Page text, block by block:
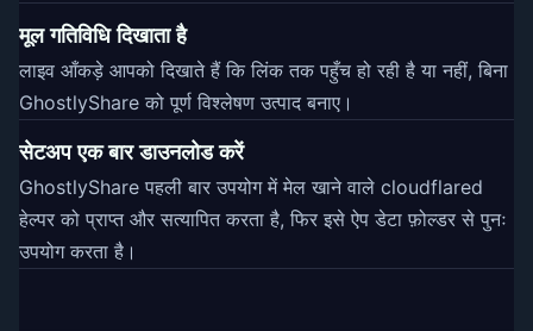
मूल गतिविधि दिखाता है
लाइव आँकड़े आपको दिखाते हैं कि लिंक तक पहुँच हो रही है या नहीं, बिना
GhostlyShare को पूर्ण विश्लेषण उत्पाद बनाए।
सेटअप एक बार डाउनलोड करें
GhostlyShare पहली बार उपयोग में मेल खाने वाले cloudflared
हेल्पर को प्राप्त और सत्यापित करता है, फिर इसे ऐप डेटा फ़ोल्डर से पुनः
उपयोग करता है।